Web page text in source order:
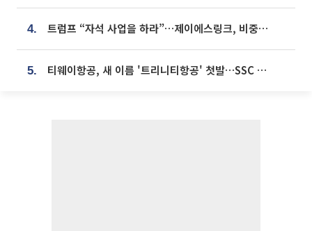
4. 트럼프 “자석 사업을 하라”…제이에스링크, 비중국 영구자석 공급망 구축 속도
5. 티웨이항공, 새 이름 '트리니티항공' 첫발…SSC 전략 본격화